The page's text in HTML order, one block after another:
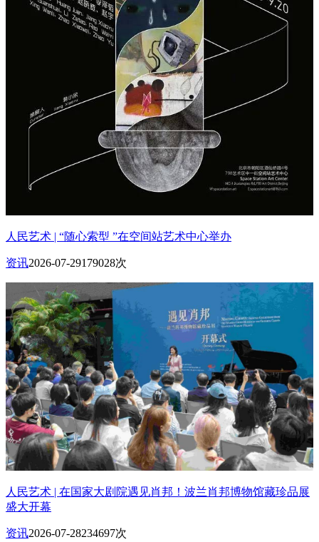
人民艺术 | “随心索型 ”在空间站艺术中心举办
资讯2026-07-29179028次
人民艺术 | 在国家大剧院遇见肖邦！波兰肖邦博物馆藏珍品展
盛大开幕
资讯2026-07-28234697次